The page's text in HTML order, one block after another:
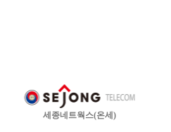
세종네트웍스(온세)